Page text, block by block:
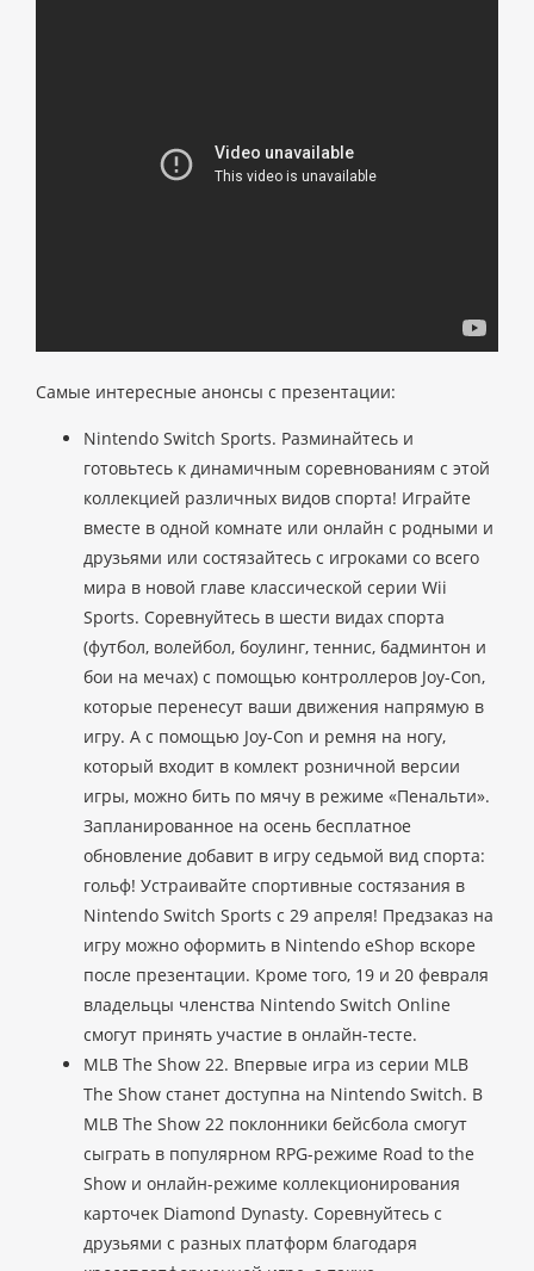
Самые интересные анонсы с презентации:
Nintendo Switch Sports. Разминайтесь и
готовьтесь к динамичным соревнованиям с этой
коллекцией различных видов спорта! Играйте
вместе в одной комнате или онлайн с родными и
друзьями или состязайтесь с игроками со всего
мира в новой главе классической серии Wii
Sports. Соревнуйтесь в шести видах спорта
(футбол, волейбол, боулинг, теннис, бадминтон и
бои на мечах) с помощью контроллеров Joy-Con,
которые перенесут ваши движения напрямую в
игру. А с помощью Joy-Con и ремня на ногу,
который входит в комлект розничной версии
игры, можно бить по мячу в режиме «Пенальти».
Запланированное на осень бесплатное
обновление добавит в игру седьмой вид спорта:
гольф! Устраивайте спортивные состязания в
Nintendo Switch Sports с 29 апреля! Предзаказ на
игру можно оформить в Nintendo eShop вскоре
после презентации. Кроме того, 19 и 20 февраля
владельцы членства Nintendo Switch Online
смогут принять участие в онлайн-тесте.
MLB The Show 22. Впервые игра из серии MLB
The Show станет доступна на Nintendo Switch. В
MLB The Show 22 поклонники бейсбола смогут
сыграть в популярном RPG-режиме Road to the
Show и онлайн-режиме коллекционирования
карточек Diamond Dynasty. Соревнуйтесь с
друзьями с разных платформ благодаря